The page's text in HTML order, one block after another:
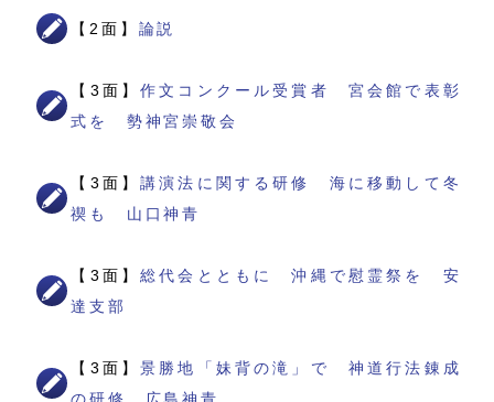
【2面】 論説
【3面】作文コンクール受賞者 宮会館で表彰
式を 勢神宮崇敬会
【3面】講演法に関する研修 海に移動して冬
禊も 山口神青
【3面】総代会とともに 沖縄で慰霊祭を 安
達支部
【3面】景勝地「妹背の滝」で 神道行法錬成